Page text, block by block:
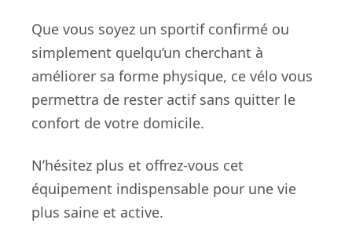
Que vous soyez un sportif confirmé ou
simplement quelqu’un cherchant à
améliorer sa forme physique, ce vélo vous
permettra de rester actif sans quitter le
confort de votre domicile.
N’hésitez plus et offrez-vous cet
équipement indispensable pour une vie
plus saine et active.